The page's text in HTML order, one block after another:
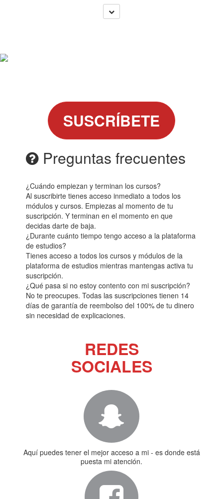
SUSCRÍBETE
Preguntas frecuentes
¿Cuándo empiezan y terminan los cursos?
Al suscribirte tienes acceso inmediato a todos los
módulos y cursos. Empiezas al momento de tu
suscripción. Y terminan en el momento en que
decidas darte de baja.
¿Durante cuánto tiempo tengo acceso a la plataforma
de estudios?
Tienes acceso a todos los cursos y módulos de la
plataforma de estudios mientras mantengas activa tu
suscripción.
¿Qué pasa si no estoy contento con mi suscripción?
No te preocupes. Todas las suscripciones tienen 14
días de garantía de reembolso del 100% de tu dinero
sin necesidad de explicaciones.
REDES
SOCIALES
Aquí puedes tener el mejor acceso a mi - es donde está
puesta mi atención.